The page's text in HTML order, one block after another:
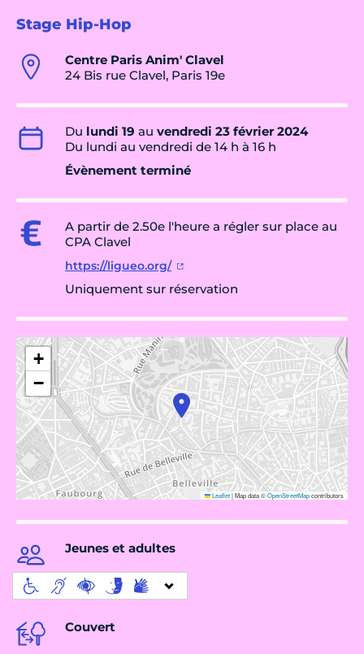
Stage Hip-Hop
Centre Paris Anim' Clavel
24 Bis rue Clavel, Paris 19e
Du lundi 19 au vendredi 23 février 2024
Du lundi au vendredi de 14 h à 16 h
Évènement terminé
A partir de 2.50e l'heure a régler sur place au
CPA Clavel
https://ligueo.org/
Uniquement sur réservation
+
−
Leaflet|Map data ©OpenStreetMapcontributors
Jeunes et adultes
Couvert